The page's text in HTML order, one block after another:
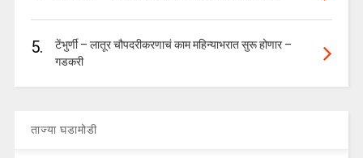
5.
टेंभुर्णी – लातूर चौपदरीकरणाचं काम महिन्याभरात सुरू होणार –
गडकरी
ताज्या घडामोडी